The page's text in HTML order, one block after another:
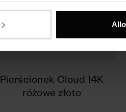
Pierścionek Cloud 14K
różowe złoto